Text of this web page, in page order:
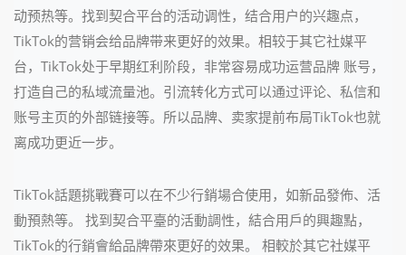
动预热等。找到契合平台的活动调性，结合用户的兴趣点，
TikTok的营销会给品牌带来更好的效果。相较于其它社媒平
台，TikTok处于早期红利阶段，非常容易成功运营品牌 账号，
打造自己的私域流量池。引流转化方式可以通过评论、私信和
账号主页的外部链接等。所以品牌、卖家提前布局TikTok也就
离成功更近一步。
TikTok話題挑戰賽可以在不少行銷場合使用，如新品發佈、活
動預熱等。 找到契合平臺的活動調性，結合用戶的興趣點，
TikTok的行銷會給品牌帶來更好的效果。 相較於其它社媒平